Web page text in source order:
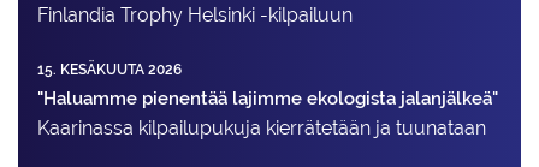
Finlandia Trophy Helsinki -kilpailuun
15. KESÄKUUTA 2026
"Haluamme pienentää lajimme ekologista jalanjälkeä"
Kaarinassa kilpailupukuja kierrätetään ja tuunataan